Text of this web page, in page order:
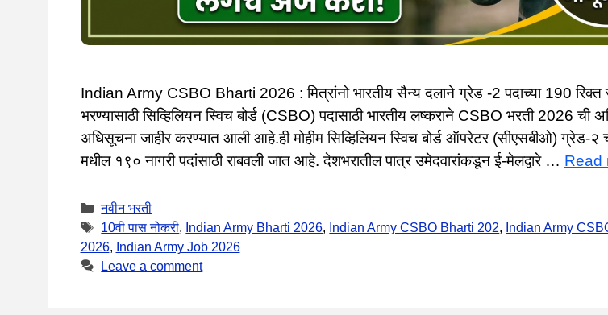
Indian Army CSBO Bharti 2026 : मित्रांनो भारतीय सैन्य दलाने ग्रेड -2 पदाच्या 190 रिक्त
भरण्यासाठी सिव्हिलियन स्विच बोर्ड (CSBO) पदासाठी भारतीय लष्कराने CSBO भरती 2026 ची
अधिसूचना जाहीर करण्यात आली आहे.ही मोहीम सिव्हिलियन स्विच बोर्ड ऑपरेटर (सीएसबीओ) ग्रेड-२
मधील १९० नागरी पदांसाठी राबवली जात आहे. देशभरातील पात्र उमेदवारांकडून ई-मेलद्वारे … Read
Categories
नवीन भरती
Tags
10वी पास नोकरी, Indian Army Bharti 2026, Indian Army CSBO Bharti 202, Indian Army
2026, Indian Army Job 2026
Leave a comment